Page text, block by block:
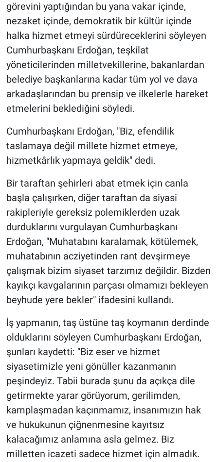
görevini yaptığından bu yana vakar içinde,
nezaket içinde, demokratik bir kültür içinde
halka hizmet etmeyi sürdüreceklerini söyleyen
Cumhurbaşkanı Erdoğan, teşkilat
yöneticilerinden milletvekillerine, bakanlardan
belediye başkanlarına kadar tüm yol ve dava
arkadaşlarından bu prensip ve ilkelerle hareket
etmelerini beklediğini söyledi.
Cumhurbaşkanı Erdoğan, "Biz, efendilik
taslamaya değil millete hizmet etmeye,
hizmetkârlık yapmaya geldik" dedi.
Bir taraftan şehirleri abat etmek için canla
başla çalışırken, diğer taraftan da siyasi
rakipleriyle gereksiz polemiklerden uzak
durduklarını vurgulayan Cumhurbaşkanı
Erdoğan, "Muhatabını karalamak, kötülemek,
muhatabının acziyetinden rant devşirmeye
çalışmak bizim siyaset tarzımız değildir. Bizden
kayıkçı kavgalarının parçası olmamızı bekleyen
beyhude yere bekler" ifadesini kullandı.
İş yapmanın, taş üstüne taş koymanın derdinde
olduklarını söyleyen Cumhurbaşkanı Erdoğan,
şunları kaydetti: "Biz eser ve hizmet
siyasetimizle yeni gönüller kazanmanın
peşindeyiz. Tabii burada şunu da açıkça dile
getirmekte yarar görüyorum, gerilimden,
kamplaşmadan kaçınmamız, insanımızın hak
ve hukukunun çiğnenmesine kayıtsız
kalacağımız anlamına asla gelmez. Biz
milletten icazeti sadece hizmet için almadık.